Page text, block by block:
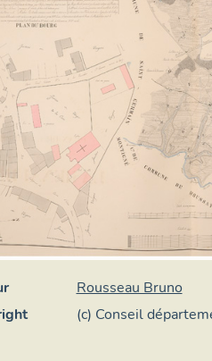
Rousseau Bruno
(c) Conseil
Conservation